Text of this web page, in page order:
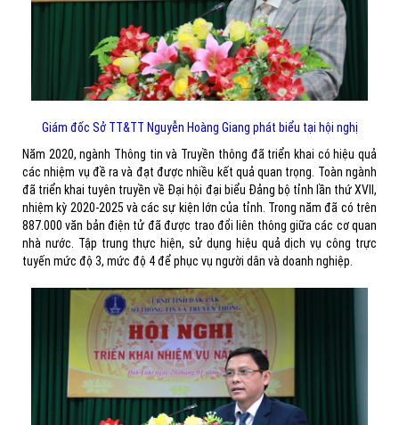
Giám đốc Sở TT&TT Nguyễn Hoàng Giang phát biểu tại hội nghị
Năm 2020, ngành Thông tin và Truyền thông đã triển khai có hiệu quả
các nhiệm vụ đề ra và đạt được nhiều kết quả quan trọng. Toàn ngành
đã triển khai tuyên truyền về Đại hội đại biểu Đảng bộ tỉnh lần thứ XVII,
nhiệm kỳ 2020-2025 và các sự kiện lớn của tỉnh. Trong năm đã có trên
887.000 văn bản điện tử đã được trao đổi liên thông giữa các cơ quan
nhà nước. Tập trung thực hiện, sử dụng hiệu quả dịch vụ công trực
tuyến mức độ 3, mức độ 4 để phục vụ người dân và doanh nghiệp.